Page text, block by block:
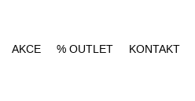
AKCE % OUTLET KONTAKT